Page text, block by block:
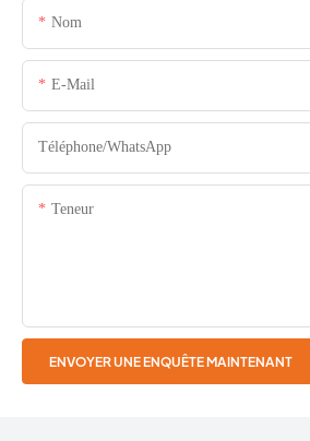
Nom
E-Mail
Téléphone/WhatsApp
Teneur
ENVOYER UNE ENQUÊTE MAINTENANT